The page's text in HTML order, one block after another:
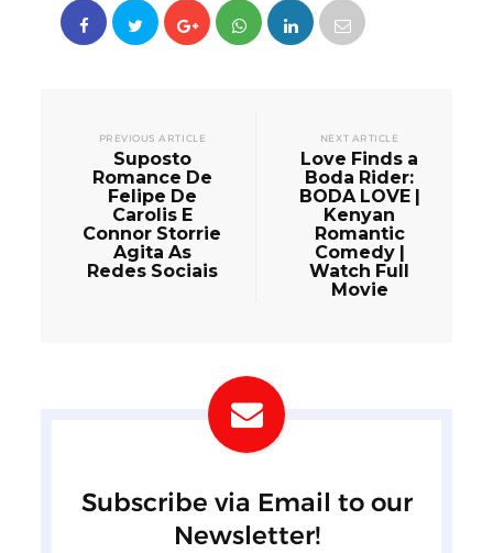
PREVIOUS ARTICLE
Suposto
Romance De
Felipe De
Carolis E
Connor Storrie
Agita As
Redes Sociais
NEXT ARTICLE
Love Finds a
Boda Rider:
BODA LOVE |
Kenyan
Romantic
Comedy |
Watch Full
Movie
Subscribe via Email to our
Newsletter!